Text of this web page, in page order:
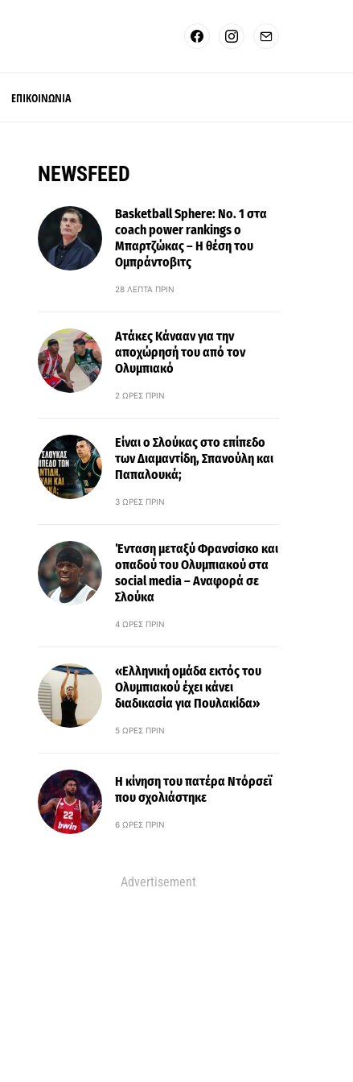
ΕΠΙΚΟΙΝΩΝΙΑ
NEWSFEED
Basketball Sphere: No. 1 στα
coach power rankings ο
Μπαρτζώκας – Η θέση του
Ομπράντοβιτς
28 ΛΕΠΤΆ ΠΡΙΝ
Ατάκες Κάνααν για την
αποχώρησή του από τον
Ολυμπιακό
2 ΏΡΕΣ ΠΡΙΝ
Είναι ο Σλούκας στο επίπεδο
των Διαμαντίδη, Σπανούλη και
Παπαλουκά;
3 ΏΡΕΣ ΠΡΙΝ
Ένταση μεταξύ Φρανσίσκο και
οπαδού του Ολυμπιακού στα
social media – Αναφορά σε
Σλούκα
4 ΏΡΕΣ ΠΡΙΝ
«Ελληνική ομάδα εκτός του
Ολυμπιακού έχει κάνει
διαδικασία για Πουλακίδα»
5 ΏΡΕΣ ΠΡΙΝ
Η κίνηση του πατέρα Ντόρσεϊ
που σχολιάστηκε
6 ΏΡΕΣ ΠΡΙΝ
Advertisement